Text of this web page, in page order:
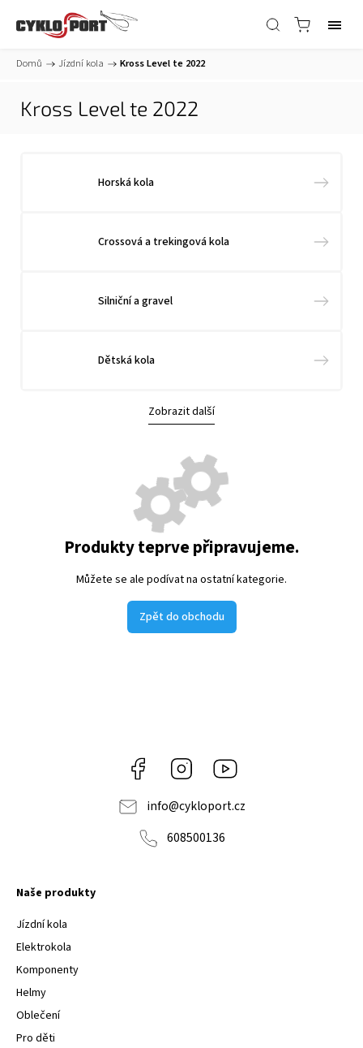
Domů / Jízdní kola / Kross Level te 2022
Kross Level te 2022
Horská kola
Crossová a trekingová kola
Silniční a gravel
Dětská kola
Zobrazit další
Produkty teprve připravujeme.
Můžete se ale podívat na ostatní kategorie.
Zpět do obchodu
Facebook Instagram
info@cykloport.cz
608500136
Naše produkty
Jízdní kola
Elektrokola
Komponenty
Helmy
Oblečení
Pro děti